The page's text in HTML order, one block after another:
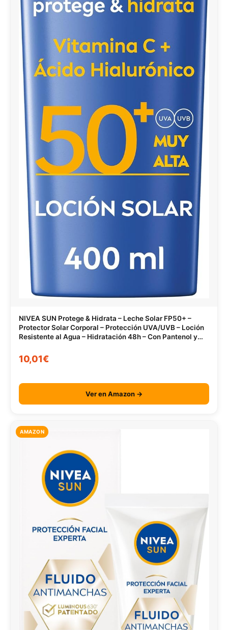
NIVEA SUN Protege & Hidrata – Leche Solar FP50+ –
Protector Solar Corporal – Protección UVA/UVB – Loción
Resistente al Agua – Hidratación 48h – Con Pantenol y
10,01€
Ver en Amazon →
AMAZON